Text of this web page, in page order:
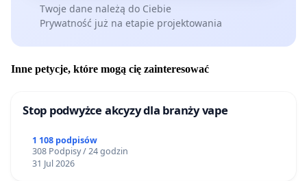
Twoje dane należą do Ciebie
Prywatność już na etapie projektowania
Inne petycje, które mogą cię zainteresować
Stop podwyżce akcyzy dla branży vape
1 108 podpisów
308 Podpisy / 24 godzin
31 Jul 2026